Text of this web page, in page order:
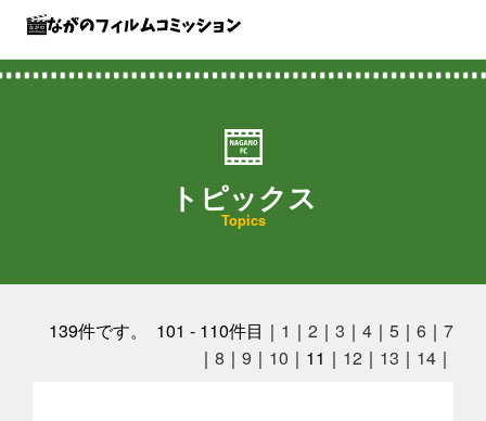
トピックス
Topics
139件です。 101 - 110件目｜ 1 ｜ 2 ｜ 3 ｜ 4 ｜ 5 ｜ 6 ｜ 7
｜ 8 ｜ 9 ｜ 10 ｜11｜ 12 ｜ 13 ｜ 14 ｜